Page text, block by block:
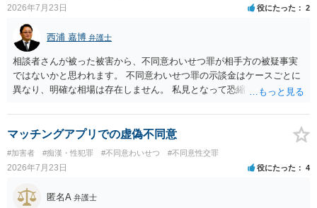
2026年7月23日 役にたった 2
西浦 嘉博 弁護士
相談者さんが被った被害から、不同意わいせつ罪が相手方の被疑事実
ではないかと思われます。 不同意わいせつ罪の示談金はケースごとに
異なり、明確な相場は存在しません。 私見となって恐縮ですが、一般
方、相手方に資力がなければ、相場通りの請求は困難であることに留
意ください。 より詳細について、お聞きになりたい場合、最寄りの法
マッチングアプリでの虚偽不同意
#加害者 #痴漢・性犯罪 #不同意わいせつ #不同意性交罪
2026年7月23日 役にたった 4
匿名A 弁護士